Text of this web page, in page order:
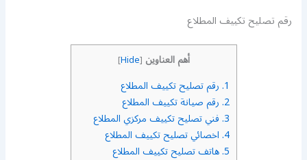
رقم تصليح تكييف المطلاع
أهم العناوين [
Hide
]
1. رقم تصليح تكييف المطلاع
2. رقم صيانة تكييف المطلاع
3. فني تصليح تكييف مركزي المطلاع
4. اخصائي تصليح تكييف المطلاع
5. هاتف تصليح تكييف المطلاع